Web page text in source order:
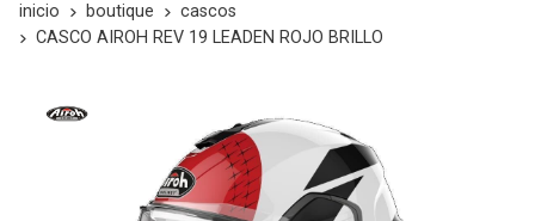
inicio boutique
cascos
CASCO AIROH REV 19 LEADEN ROJO BRILLO